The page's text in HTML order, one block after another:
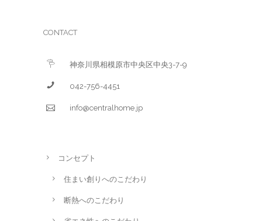
CONTACT
神奈川県相模原市中央区中央3-7-9
042-756-4451
info@centralhome.jp
コンセプト
住まい創りへのこだわり
断熱へのこだわり